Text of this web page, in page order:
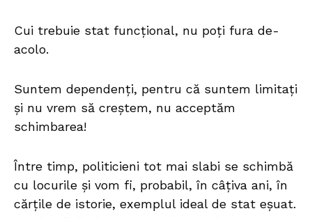
Cui trebuie stat funcțional, nu poți fura de-
acolo.
Suntem dependenți, pentru că suntem limitați
și nu vrem să creștem, nu acceptăm
schimbarea!
Între timp, politicieni tot mai slabi se schimbă
cu locurile și vom fi, probabil, în câțiva ani, în
cărțile de istorie, exemplul ideal de stat eșuat.